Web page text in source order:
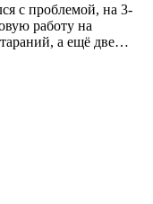
с проблемой, на 3-
работу на
а ещё две
Всё
Все три работы